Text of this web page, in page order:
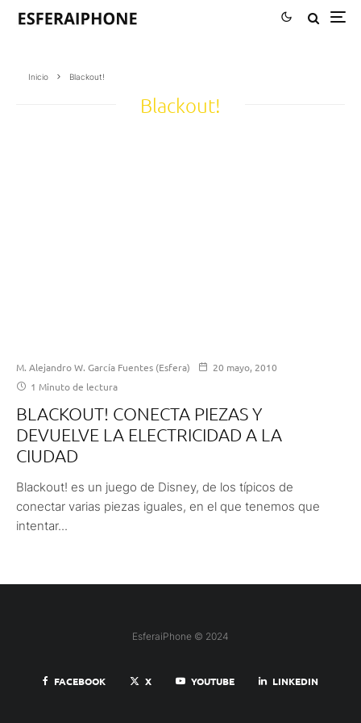
Inicio Blackout!
Blackout!
M. Alejandro W. García Fuentes (Esfera)
20 mayo, 2010
1 Minuto de lectura
BLACKOUT! CONECTA PIEZAS Y
DEVUELVE LA ELECTRICIDAD A LA
CIUDAD
Blackout! es un juego de Disney, de los típicos de
conectar varias piezas iguales, en el que tenemos que
intentar...
EsferaiPhone © 2024
FACEBOOK X YOUTUBE LINKEDIN